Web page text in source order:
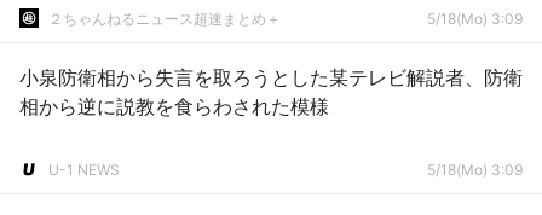
２ちゃんねるニュース超速まとめ＋ 5/18(Mo) 3:09
小泉防衛相から失言を取ろうとした某テレビ解説者、防衛
相から逆に説教を食らわされた模様
U-1 NEWS 5/18(Mo) 3:09